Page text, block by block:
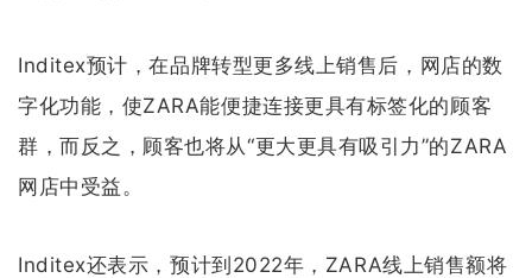
Inditex预计，在品牌转型更多线上销售后，网店的数
字化功能，使ZARA能便捷连接更具有标签化的顾客
群，而反之，顾客也将从“更大更具有吸引力”的ZARA
网店中受益。
Inditex还表示，预计到2022年，ZARA线上销售额将